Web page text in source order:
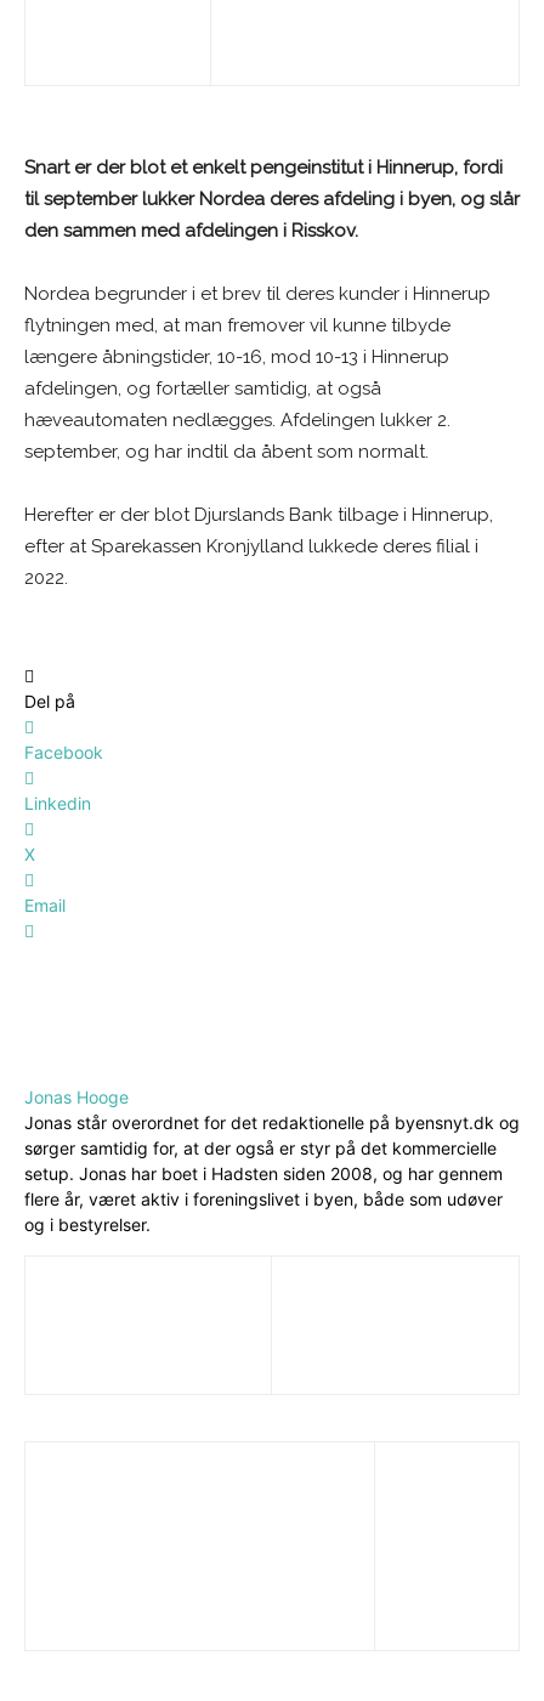
Snart er der blot et enkelt pengeinstitut i Hinnerup, fordi
til september lukker Nordea deres afdeling i byen, og slår
den sammen med afdelingen i Risskov.
Nordea begrunder i et brev til deres kunder i Hinnerup
flytningen med, at man fremover vil kunne tilbyde
længere åbningstider, 10-16, mod 10-13 i Hinnerup
afdelingen, og fortæller samtidig, at også
hæveautomaten nedlægges. Afdelingen lukker 2.
september, og har indtil da åbent som normalt.
Herefter er der blot Djurslands Bank tilbage i Hinnerup,
efter at Sparekassen Kronjylland lukkede deres filial i
2022.
Del på
Facebook
Linkedin
X
Email
Jonas Hooge
Jonas står overordnet for det redaktionelle på byensnyt.dk og
sørger samtidig for, at der også er styr på det kommercielle
setup. Jonas har boet i Hadsten siden 2008, og har gennem
flere år, været aktiv i foreningslivet i byen, både som udøver
og i bestyrelser.